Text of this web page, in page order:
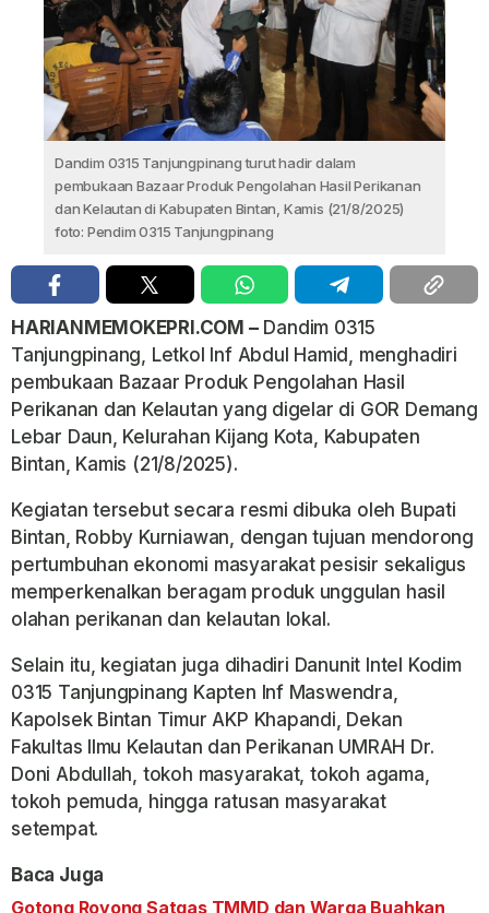
Dandim 0315 Tanjungpinang turut hadir dalam
pembukaan Bazaar Produk Pengolahan Hasil Perikanan
dan Kelautan di Kabupaten Bintan, Kamis (21/8/2025)
foto: Pendim 0315 Tanjungpinang
HARIANMEMOKEPRI.COM –Dandim 0315
Tanjungpinang, Letkol Inf Abdul Hamid, menghadiri
pembukaan Bazaar Produk Pengolahan Hasil
Perikanan dan Kelautan yang digelar di GOR Demang
Lebar Daun, Kelurahan Kijang Kota, Kabupaten
Bintan, Kamis (21/8/2025).
Kegiatan tersebut secara resmi dibuka oleh Bupati
Bintan, Robby Kurniawan, dengan tujuan mendorong
pertumbuhan ekonomi masyarakat pesisir sekaligus
memperkenalkan beragam produk unggulan hasil
olahan perikanan dan kelautan lokal.
Selain itu, kegiatan juga dihadiri Danunit Intel Kodim
0315 Tanjungpinang Kapten Inf Maswendra,
Kapolsek Bintan Timur AKP Khapandi, Dekan
Fakultas Ilmu Kelautan dan Perikanan UMRAH Dr.
Doni Abdullah, tokoh masyarakat, tokoh agama,
tokoh pemuda, hingga ratusan masyarakat
setempat.
Baca Juga
Gotong Royong Satgas TMMD dan Warga Buahkan